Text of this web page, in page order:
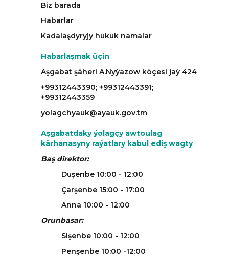
Biz barada
Habarlar
Kadalaşdyryjy hukuk namalar
Habarlaşmak üçin
Aşgabat şäheri A.Nyýazow köçesi jaý 424
+99312443390; +99312443391;
+99312443359
yolagchyauk@ayauk.gov.tm
Aşgabatdaky ýolagçy awtoulag
kärhanasyny raýatlary kabul ediş wagty
Baş direktor:
Duşenbe 10:00 - 12:00
Çarşenbe 15:00 - 17:00
Anna 10:00 - 12:00
Orunbasar:
Sişenbe 10:00 - 12:00
Penşenbe 10:00 -12:00